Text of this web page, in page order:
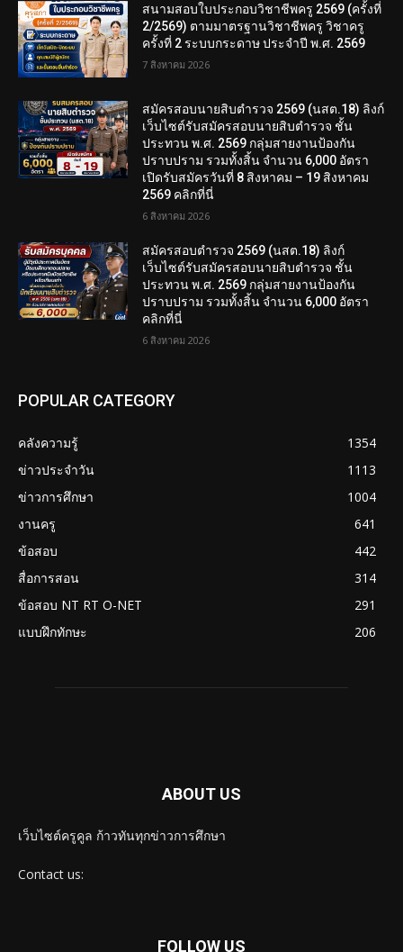
สนามสอบใบประกอบวิชาชีพครู 2569 (ครั้งที่
2/2569) ตามมาตรฐานวิชาชีพครู วิชาครู
ครั้งที่ 2 ระบบกระดาษ ประจำปี พ.ศ. 2569
7 สิงหาคม 2026
สมัครสอบนายสิบตำรวจ 2569 (นสต.18) ลิงก์
เว็บไซต์รับสมัครสอบนายสิบตำรวจ ชั้น
ประทวน พ.ศ. 2569 กลุ่มสายงานป้องกัน
ปราบปราม รวมทั้งสิ้น จำนวน 6,000 อัตรา
เปิดรับสมัครวันที่ 8 สิงหาคม – 19 สิงหาคม
2569 คลิกที่นี่
6 สิงหาคม 2026
สมัครสอบตํารวจ 2569 (นสต.18) ลิงก์
เว็บไซต์รับสมัครสอบนายสิบตำรวจ ชั้น
ประทวน พ.ศ. 2569 กลุ่มสายงานป้องกัน
ปราบปราม รวมทั้งสิ้น จำนวน 6,000 อัตรา
คลิกที่นี่
6 สิงหาคม 2026
POPULAR CATEGORY
คลังความรู้
1354
ข่าวประจำวัน
1113
ข่าวการศึกษา
1004
งานครู
641
ข้อสอบ
442
สื่อการสอน
314
ข้อสอบ NT RT O-NET
291
แบบฝึกทักษะ
206
ABOUT US
เว็บไซต์ครูคูล ก้าวทันทุกข่าวการศึกษา
Contact us:
FOLLOW US